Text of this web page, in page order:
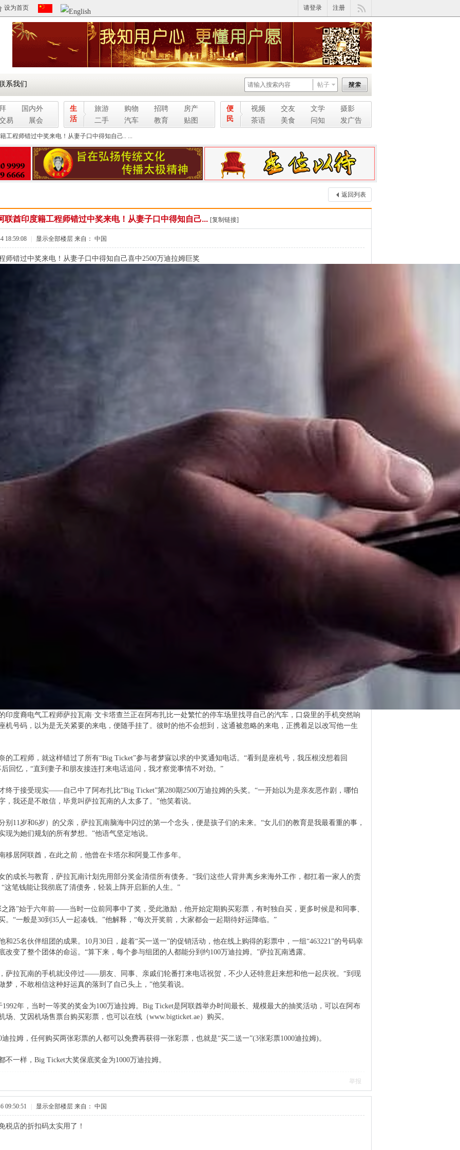
设为首页 请登录 注册
帖子
系我们
国内外
易
展会
生
活
旅游 购物 招聘
房产
二手
汽车 教育 贴图
便
民
视频 交友 文学
摄影
茶语
美食 问知 发广告
工程师错过中奖来电！从妻子口中得知自己.. ...
返回列表
联酋印度籍工程师错过中奖来电！从妻子口中得知自己... [复制链接]
18:59:08 显示全部楼层 来自： 中国
师错过中奖来电！从妻子口中得知自己喜中2500万迪拉姆巨奖
印度裔电气工程师萨拉瓦南·文卡塔查兰正在阿布扎比一处繁忙的停车场里找寻自己的汽车，口袋里的手机突然响
机号码，以为是无关紧要的来电，便随手挂了。彼时的他不会想到，这通被忽略的来电，正携着足以改写他一生
的工程师，就这样错过了所有“Big Ticket”参与者梦寐以求的中奖通知电话。“看到是座机号，我压根没想着回
回忆，“直到妻子和朋友接连打来电话追问，我才察觉事情不对劲。”
终于接受现实——自己中了阿布扎比“Big Ticket”第280期2500万迪拉姆的头奖。“一开始以为是亲友恶作剧，哪怕
，我还是不敢信，毕竟叫萨拉瓦南的人太多了。”他笑着说。
别11岁和6岁）的父亲，萨拉瓦南脑海中闪过的第一个念头，便是孩子们的未来。“女儿们的教育是我最看重的事，
现为她们规划的所有梦想。”他语气坚定地说。
移居阿联酋，在此之前，他曾在卡塔尔和阿曼工作多年。
的成长与教育，萨拉瓦南计划先用部分奖金清偿所有债务。“我们这些人背井离乡来海外工作，都扛着一家人的责
这笔钱能让我彻底了清债务，轻装上阵开启新的人生。”
之路”始于六年前——当时一位前同事中了奖，受此激励，他开始定期购买彩票，有时独自买，更多时候是和同事、
。“一般是30到35人一起凑钱。”他解释，“每次开奖前，大家都会一起期待好运降临。”
和25名伙伴组团的成果。10月30日，趁着“买一送一”的促销活动，他在线上购得的彩票中，一组“463221”的号码幸
改变了整个团体的命运。“算下来，每个参与组团的人都能分到约100万迪拉姆。”萨拉瓦南透露。
萨拉瓦南的手机就没停过——朋友、同事、亲戚们轮番打来电话祝贺，不少人还特意赶来想和他一起庆祝。“到现
梦，不敢相信这种好运真的落到了自己头上，”他笑着说。
1992年，当时一等奖的奖金为100万迪拉姆。Big Ticket是阿联酋举办时间最长、规模最大的抽奖活动，可以在阿布
场、艾因机场售票台购买彩票，也可以在线（www.bigticket.ae）购买。
拉姆，任何购买两张彩票的人都可以免费再获得一张彩票，也就是“买二送一”(3张彩票1000迪拉姆)。
不一样，Big Ticket大奖保底奖金为1000万迪拉姆。
举报
09:50:51 显示全部楼层 来自： 中国
税店的折扣码太实用了！​